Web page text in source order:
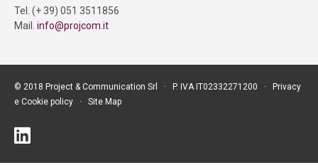
Tel. (+ 39) 051 3511856
Mail. info@projcom.it
© 2018 Project & Communication Srl ∙ P. IVA IT02332271200 ∙
Privacy
e Cookie policy ∙ Site Map